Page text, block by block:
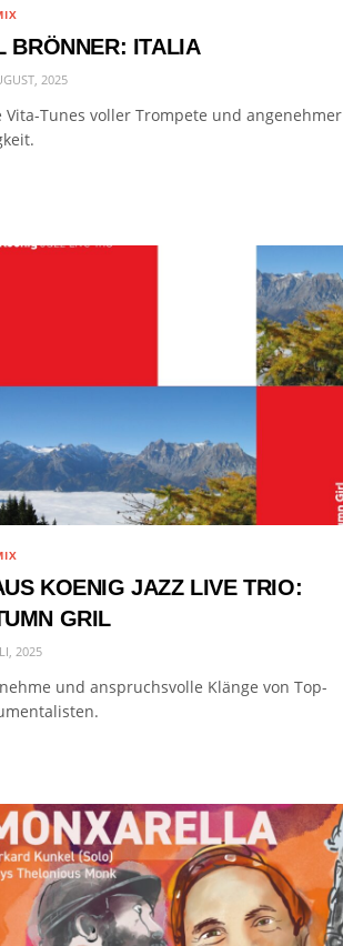
BRÖNNER: ITALIA
2025
Vita-Tunes voller Trompete und angenehmer
KOENIG JAZZ LIVE TRIO:
GRIL
2025
und anspruchsvolle Klänge von Top-